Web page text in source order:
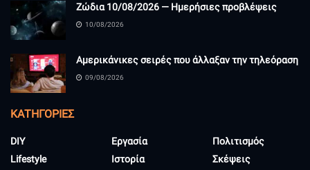
Ζώδια 10/08/2026 — Ημερήσιες προβλέψεις
10/08/2026
Αμερικάνικες σειρές που άλλαξαν την τηλεόραση
09/08/2026
KΑΤΗΓΟΡΊΕΣ
DIY
Lifestyle
Εργασία
Ιστορία
Πολιτισμός
Σκέψεις